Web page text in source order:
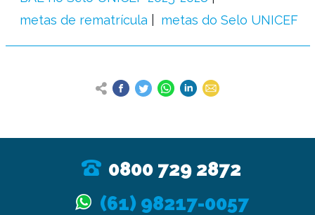
metas de rematrícula
metas do Selo UNICEF
0800 729 2872
(61) 98217-0057